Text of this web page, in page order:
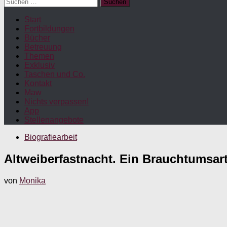
nach:
Start
Fortbildungen
Bücher
Betreuung
Themen
Exklusiv
Taschen und Co.
Kontakt
Maw
Nichts verpassen!
App
Stellenangebote
Biografiearbeit
Altweiberfastnacht. Ein
von Monika